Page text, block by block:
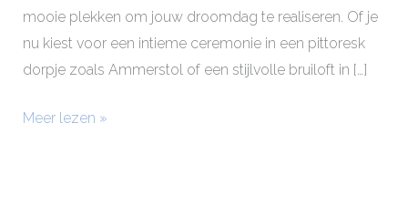
mooie plekken om jouw droomdag te realiseren. Of je
nu kiest voor een intieme ceremonie in een pittoresk
dorpje zoals Ammerstol of een stijlvolle bruiloft in […]
Meer lezen »